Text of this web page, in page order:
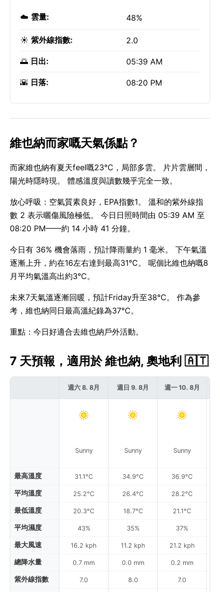
☁️ 雲量: 48%
☀️ 紫外線指數: 2.0
🌅 日出: 05:39 AM
🌇 日落: 08:20 PM
維也納而家嘅天氣係點？
而家維也納有夏天feel嘅23°C，局部多雲。 片片雲層間，
陽光時隱時現。 體感溫度與讀數幾乎完全一致。
放心呼吸：空氣質素良好，EPA指數1。 溫和的紫外線指
數 2 表示曬傷風險極低。 今日日照時間由 05:39 AM 至
08:20 PM——約 14 小時 41 分鐘。
今日有 36% 機會落雨，預計降雨量約 1 毫米。 下午氣溫
逐漸上升，約在16左右達到最高31°C。 呢個比維也納嘅8
月平均氣溫高出約3°C。
未來7天氣溫逐漸回暖，預計Friday升至38°C。 作為參
考，維也納同日最高溫紀錄為37°C。
重點：今日好適合去維也納戶外活動。
7 天預報，適用於 維也納, 奧地利 🇦🇹
最高溫度
平均溫度
最低溫度
平均濕度
最大風速
總降水量
紫外線指數
週六 8. 8月
Sunny
31.1°C
25.2°C
20.3°C
43%
16.2 kph
0.7 mm
7.0
週日 9. 8月
Sunny
34.9°C
26.4°C
18.7°C
35%
11.2 kph
0.0 mm
8.0
週一 10. 8月
Sunny
36.9°C
28.2°C
21.1°C
37%
21.2 kph
0.2 mm
7.0